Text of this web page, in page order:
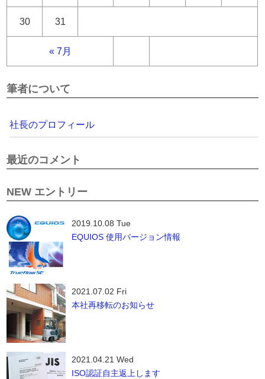
« 7月
30 31
筆者について
社長のプロフィール
最近のコメント
NEW エントリー
2019.10.08 Tue
EQUIOS 使用バージョン情報
2021.07.02 Fri
本社再移転のお知らせ
2021.04.21 Wed
ISO認証自主返上します